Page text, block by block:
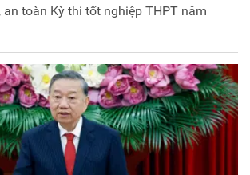
toàn Kỳ thi tốt nghiệp THPT năm